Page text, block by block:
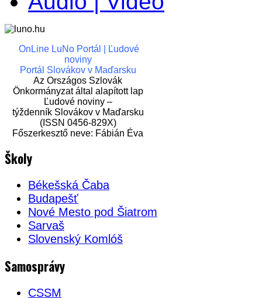
OnLine LuNo Portál | Ľudové
noviny
Portál Slovákov v Maďarsku
Az Országos Szlovák
Önkormányzat által alapított lap
Ľudové noviny –
týždenník Slovákov v Maďarsku
(ISSN 0456-829X)
Főszerkesztő neve: Fábián Éva
Školy
Békešská Čaba
Budapešť
Nové Mesto pod Šiatrom
Sarvaš
Slovenský Komlóš
Samosprávy
CSSM